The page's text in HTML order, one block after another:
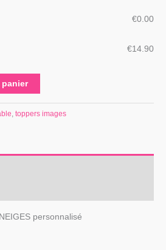
€‎0.00
€‎14.90
panier
, toppers images
personnalisé